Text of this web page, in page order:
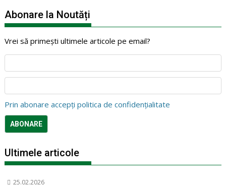
Abonare la Noutăți
Vrei să primești ultimele articole pe email?
Prin abonare accepți politica de confidențialitate
Ultimele articole
25.02.2026